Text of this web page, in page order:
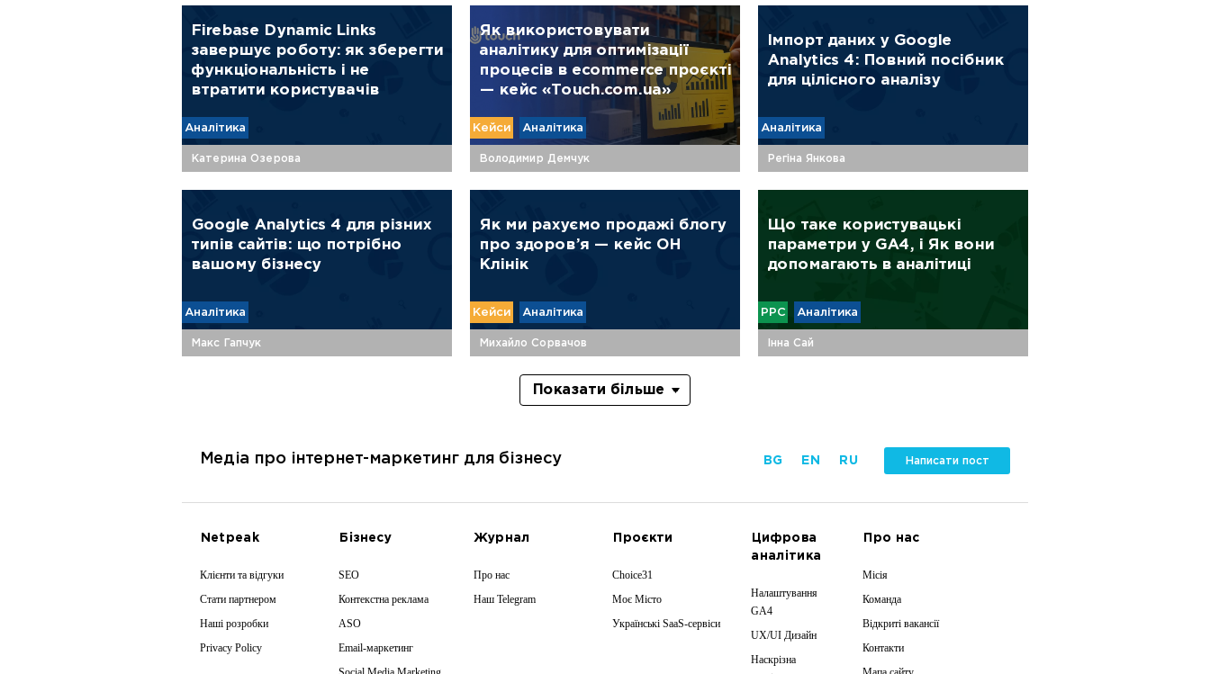
Firebase Dynamic Links
завершує роботу: як зберегти
функціональність і не
втратити користувачів
Аналітика
Катерина Озерова
Як використовувати
аналітику для оптимізації
процесів в ecommerce проєкті
— кейс «Touch.com.ua»
Кейси Аналітика
Володимир Демчук
Імпорт даних у Google
Analytics 4: Повний посібник
для цілісного аналізу
Аналітика
Регіна Янкова
Google Analytics 4 для різних
типів сайтів: що потрібно
вашому бізнесу
Аналітика
Макс Гапчук
Як ми рахуємо продажі блогу
про здоров’я — кейс ОН
Клінік
Кейси Аналітика
Михайло Сорвачов
Що таке користувацькі
параметри у GA4, і Як вони
допомагають в аналітиці
PPC Аналітика
Інна Сай
Показати більше
Медіа про інтернет-маркетинг для бізнесу BG EN RU Написати пост
Netpeak
Клієнти та відгуки
Стати партнером
Наші розробки
Privacy Policy
Бізнесу
SEO
Контекстна реклама
ASO
Email-маркетинг
Журнал
Про нас
Наш Telegram
Проєкти
Choice31
Моє Місто
Українські SaaS-сервіси
Цифрова
аналітика
Налаштування
GA4
UX/UI Дизайн
Наскрізна
Про нас
Місія
Команда
Відкриті вакансії
Контакти